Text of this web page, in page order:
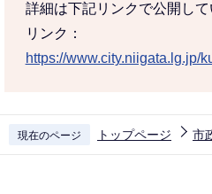
詳細は下記リンクで公開して
リンク：
https://www.city.niigata.lg.jp/
現在のページ トップページ 市